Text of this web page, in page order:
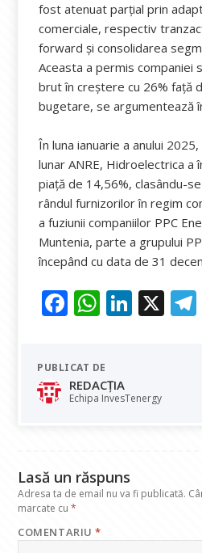
fost atenuat parțial prin
comerciale, respectiv
forward și consolidarea
Aceasta a permis companiei
brut în creștere cu 26% față
bugetare, se argumentează
În luna ianuarie a anului
lunar ANRE, Hidroelectrica
piață de 14,56%, clasându-
rândul furnizorilor în regim
a fuziunii companiilor PPC
Muntenia, parte a grupului
începând cu data de 31
F
e
b
o
W
at
s
A
Li
dI
X
PUBLICAT DE
REDACȚIA
Echipa InvesTenergy
Lasă un răspuns
Adresa ta de email nu va fi publicată.
marcate cu*
COMENTARIU*